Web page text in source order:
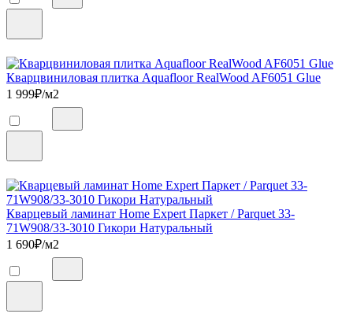
Кварцвиниловая плитка Aquafloor RealWood AF6051 Glue
1 999₽/м2
Кварцевый ламинат Home Expert Паркет / Parquet 33-
71W908/33-3010 Гикори Натуральный
1 690₽/м2